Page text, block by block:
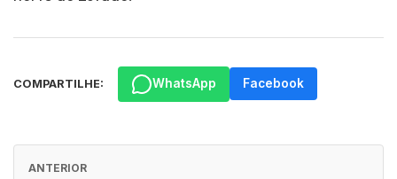
COMPARTILHE: WhatsApp Facebook
ANTERIOR